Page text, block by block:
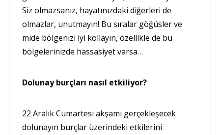
Siz olmazsanız, hayatınızdaki diğerleri de
olmazlar, unutmayın! Bu sıralar göğüsler ve
mide bölgenizi iyi kollayın, özellikle de bu
bölgelerinizde hassasiyet varsa…
Dolunay burçları nasıl etkiliyor?
22 Aralık Cumartesi akşamı gerçekleşecek
dolunayın burçlar üzerindeki etkilerini